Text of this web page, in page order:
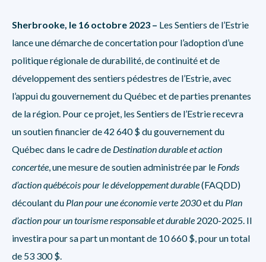
Sherbrooke, le 16 octobre 2023 – Les Sentiers de l’Estrie
lance une démarche de concertation pour l’adoption d’une
politique régionale de durabilité, de continuité et de
développement des sentiers pédestres de l’Estrie, avec
l’appui du gouvernement du Québec et de parties prenantes
de la région. Pour ce projet, les Sentiers de l’Estrie recevra
un soutien financier de 42 640 $ du gouvernement du
Québec dans le cadre de Destination durable et action
concertée, une mesure de soutien administrée par le Fonds
d’action québécois pour le développement durable(FAQDD)
découlant du Plan pour une économie verte 2030et du Plan
d’action pour un tourisme responsable et durable 2020-2025. Il
investira pour sa part un montant de 10 660 $, pour un total
de 53 300 $.